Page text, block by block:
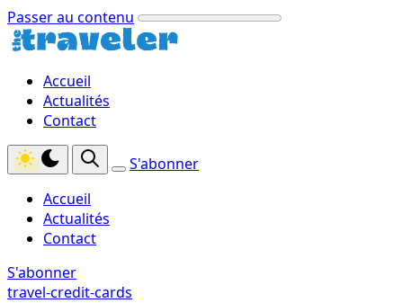
Passer au contenu
Accueil
Actualités
Contact
S'abonner
Accueil
Actualités
Contact
S'abonner
travel-credit-cards